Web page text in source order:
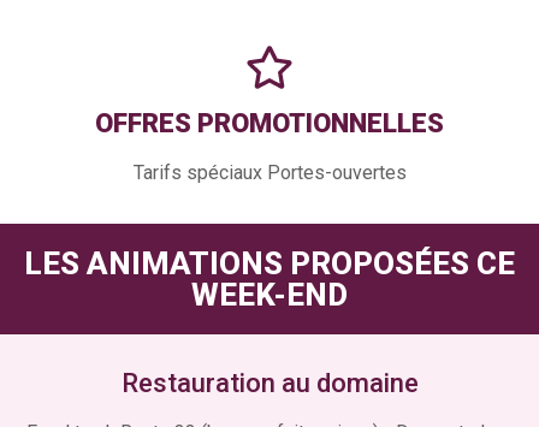
OFFRES PROMOTIONNELLES
Tarifs spéciaux Portes-ouvertes
LES ANIMATIONS PROPOSÉES CE
WEEK-END
Restauration au domaine